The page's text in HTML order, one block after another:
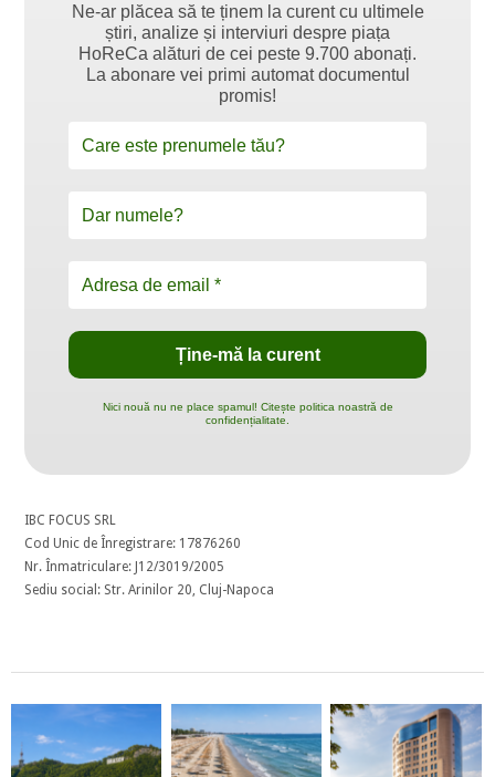
Ne-ar plăcea să te ținem la curent cu ultimele
știri, analize și interviuri despre piața
HoReCa alături de cei peste 9.700 abonați.
La abonare vei primi automat documentul
promis!
Nici nouă nu ne place spamul! Citește politica noastră de
confidențialitate.
IBC FOCUS SRL
Cod Unic de Înregistrare: 17876260
Nr. Înmatriculare: J12/3019/2005
Sediu social: Str. Arinilor 20, Cluj-Napoca